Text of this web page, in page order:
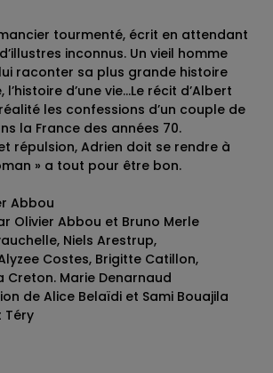
tourmenté, écrit en attendant
inconnus. Un vieil homme
raconter sa plus grande histoire
l’histoire d’une vie…Le récit d’Albert
les confessions d’un couple de
la France des années 70.
répulsion, Adrien doit se rendre à
» a tout pour être bon.
Abbou
Olivier Abbou et Bruno Merle
Niels Arestrup,
Costes, Brigitte Catillon,
Creton. Marie Denarnaud
de Alice Belaïdi et Sami Bouajila
Téry